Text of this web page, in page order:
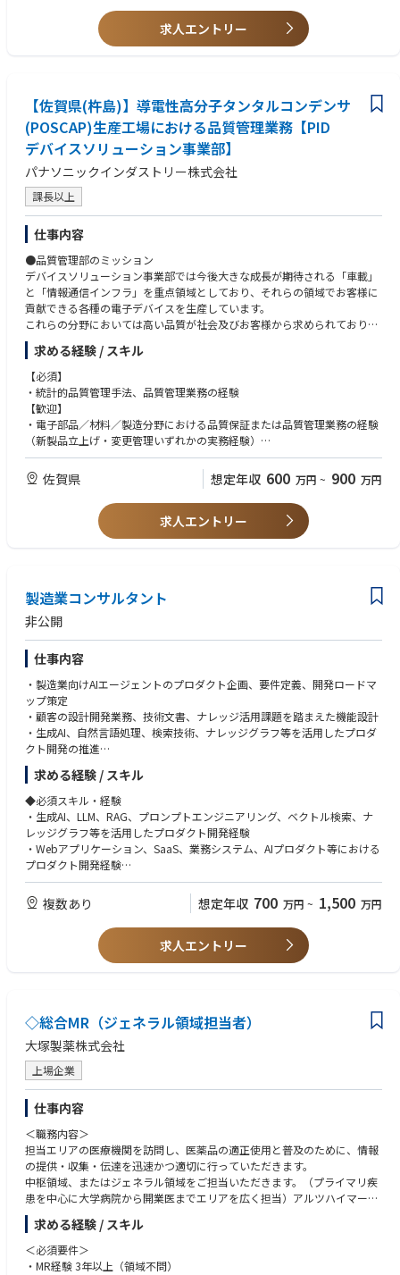
求人エントリー
【佐賀県(杵島)】導電性高分子タンタルコンデンサ
(POSCAP)生産工場における品質管理業務【PID
デバイスソリューション事業部】
パナソニックインダストリー株式会社
課長以上
仕事内容
●品質管理部のミッション
デバイスソリューション事業部では今後大きな成長が期待される「車載」
と「情報通信インフラ」を重点領域としており、それらの領域でお客様に
貢献できる各種の電子デバイスを生産しています。
これらの分野においては高い品質が社会及びお客様から求められており、
そのニーズにお応えし、確かな品質でお客様に貢献するのが品質管理部の
ミッションです。
●佐賀品質管理課のミッション
佐賀拠点の製品である導電性高分子コンデンサ(POSCAP・OS-CON)につい
て品質管理業務全般を推進し、品質づくりの土台作りを行うのがミッショ
ンです。
●担当業務と役割
・担当業務は、導電性高分子タンタルコンデンサ(POSCAP)及び導電性高
分子アルミ固体電解コンデンサ(OS-CON)を担当している佐賀拠点の品質
管理業務となります。
－新製品認定および変更管理における品質保証観点での判定業務を担
－関係部門（設計・製造・材料・営業）と連携し、未然防止型の品質判
断・仕組み構築をリード
●具体的な仕事内容
・新製品認定（DR、信頼性評価結果レビュー、量産可否判定）の実施
・変更管理案件（4M変更、サプライヤ変更、移管等）の内容精査および品
質影響評価・認定判断
・不具合・課題発生時の是正内容レビューおよび再発防止の妥当性確認
（源流へのフィードバック）
・認定・変更管理プロセスの標準化・運用改善（審査品質・スピード向
上）
・情報通信、インフラ向け電子デバイスにおける高信頼品質保証（新製品
認定／変更管理）の専門性
・設計～材料～製造まで跨る横断的な品質判断力と、顧客要求に基づく監
査耐性の高いロジック構築力
・増産・移管など事業成長の中核イベントに関与し、事業品質リスク低減
に直接貢献できる実務経験
・上記の通り、品質管理全般に関して幅広い業務を担当している職場です
ので、一人ひとりが専門領域の業務を担当しつつ、かつ連携して業務を推
す。
・佐賀の地元出身者だけでなく、他県から移住されてきている方もいらっ
しゃいます。これらの皆さんがまじりあってアットホームな雰囲気で仕事
をしています。
●キャリアパス
・ご本人の能力と適正に応じ、品質管理の専門職としてスキルを磨いてい
ただくパターンと、品質管理業務において幅を広げていただき、ジェネラ
リストとしてゆくゆくは管理職を目指していただパターン、いずれも可能
です。
・ワークライフバランスも考慮の上で最適なキャリアパスをご本人と一緒
に探索していきます。ジョブローテーションや転勤経験を昇格の条件にす
ることはございません。
求める経験 / スキル
【必須】
・統計的品質管理手法、品質管理業務の経験
【歓迎】
・電子部品／材料／製造分野における品質保証または品質管理業務の経験
（新製品立上げ・変更管理いずれかの実務経験）
・図面・仕様・顧客要求（CSR等）に基づく適合性判断や、品質影響評
価・リスク分析の実務経験
・設計・製造・サプライヤとの調整を通じた課題解決経験（4M変更、工程
変更、材料変更対応など）
【人柄・コンピテンシー】
・率先して関係者に対して働きかけを行うことができ、且つ協力者を集め
・スピード感よく業務の対応ができる方
・論理的に物事を考えることができる方
・あらゆることに知的好奇心を持ち、仕事を楽しむことができる方
佐賀県 想定年収 600 万円 ~ 900 万円
求人エントリー
製造業コンサルタント
非公開
仕事内容
・製造業向けAIエージェントのプロダクト企画、要件定義、開発ロードマ
ップ策定
・顧客の設計開発業務、技術文書、ナレッジ活用課題を踏まえた機能設計
・生成AI、自然言語処理、検索技術、ナレッジグラフ等を活用したプロダ
クト開発の推進
・プロンプト設計、RAG、文書構造化、根拠提示、回答精度向上に関する
企画・検証
・エンジニア、AI技術者、製造業コンサルタント、外部パートナーとの開
発マネジメント
・PoC案件を通じた顧客課題の抽出、プロダクト改善へのフィードバック
・セキュリティ、権限管理、監査ログ、データ分離など、法人向けAIプロ
ダクトに求められる品質・信頼性の向上
ス整備
求める経験 / スキル
◆必須スキル・経験
・生成AI、LLM、RAG、プロンプトエンジニアリング、ベクトル検索、ナ
レッジグラフ等を活用したプロダクト開発経験
・Webアプリケーション、SaaS、業務システム、AIプロダクト等における
プロダクト開発経験
・プロダクトマネージャー、プロジェクトマネージャー、開発リーダー、
テックリード等としての開発推進経験
◆歓迎スキル・経験
・顧客課題をもとに要件定義、仕様策定、機能改善を行った経験
・エンジニア、デザイナー、ビジネスサイド、顧客など複数関係者を巻き
・AI技術を単なる技術実装ではなく、業務変革・現場活用につなげる視点
・不確実性の高い新規プロダクト開発において、仮説検証を進めながら形
にしていく推進力
・自然言語処理、機械学習、検索エンジン、文書解析、データ構造化に関
する知識・経験
・製造業、設計開発、生産技術、品質保証、PLM、BOM、CAD、CAE、FM
EA等に関する業務知識
・製造業向けSaaS、業務システム、PLM／PDM、ナレッジマネジメントシ
ステム等の開発・導入経験
・BtoB SaaSまたはエンタープライズ向けプロダクトにおけるセキュリテ
ィ、権限管理、監査ログ、データ分離等の設計経験
・PoCから本番導入、定着化、プロダクト化までを推進した経験
・コンサルティングファーム、SIer、事業会社DX部門、AIスタートアップ
等でのプロジェクト推進経験
・開発チームの立ち上げ、採用、育成、開発プロセス整備の経験
複数あり 想定年収 700 万円 ~ 1,500 万円
求人エントリー
◇総合MR（ジェネラル領域担当者）
大塚製薬株式会社
上場企業
仕事内容
＜職務内容＞
担当エリアの医療機関を訪問し、医薬品の適正使用と普及のために、情報
の提供・収集・伝達を迅速かつ適切に行っていただきます。
中枢領域、またはジェネラル領域をご担当いただきます。（プライマリ疾
患を中心に大学病院から開業医までエリアを広く担当）アルツハイマー型
認知症・高血圧・高脂血症、逆流性食道炎、アトピー
求める経験 / スキル
＜必須要件＞
・MR経験 3年以上（領域不問）